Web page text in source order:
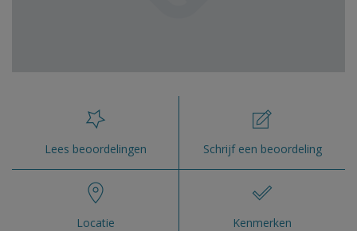
Lees beoordelingen Schrijf een beoordeling
Locatie Kenmerken